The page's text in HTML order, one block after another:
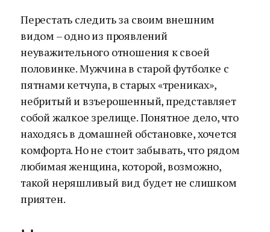
Перестать следить за своим внешним
видом – одно из проявлений
неуважительного отношения к своей
половинке. Мужчина в старой футболке с
пятнами кетчупа, в старых «трениках»,
небритый и взъерошенный, представляет
собой жалкое зрелище. Понятное дело, что
находясь в домашней обстановке, хочется
комфорта. Но не стоит забывать, что рядом
любимая женщина, которой, возможно,
такой неряшливый вид будет не слишком
приятен.